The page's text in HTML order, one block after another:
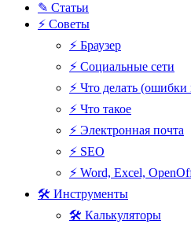
✎ Статьи
⚡ Советы
⚡ Браузер
⚡ Социальные сети
⚡ Что делать
⚡ Что такое
⚡ Электронная почта
⚡ SEO
⚡ Word, Excel,
🛠 Инструменты
🛠 Калькуляторы